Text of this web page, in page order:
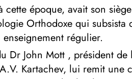
époque, avait son
Orthodoxe qui
régulier.
Dr John Mott , président
Kartachev, lui remit